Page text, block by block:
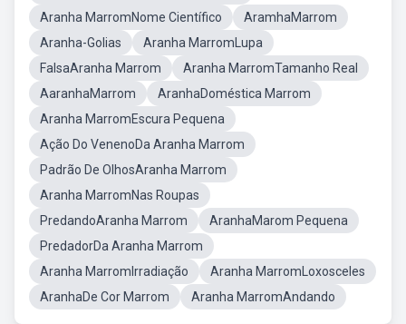
Aranha MarromNome Científico
AramhaMarrom
Aranha-Golias
Aranha MarromLupa
FalsaAranha Marrom
Aranha MarromTamanho Real
AaranhaMarrom
AranhaDoméstica Marrom
Aranha MarromEscura Pequena
Ação Do VenenoDa Aranha Marrom
Padrão De OlhosAranha Marrom
Aranha MarromNas Roupas
PredandoAranha Marrom
AranhaMarom Pequena
PredadorDa Aranha Marrom
Aranha MarromIrradiação
Aranha MarromLoxosceles
AranhaDe Cor Marrom
Aranha MarromAndando